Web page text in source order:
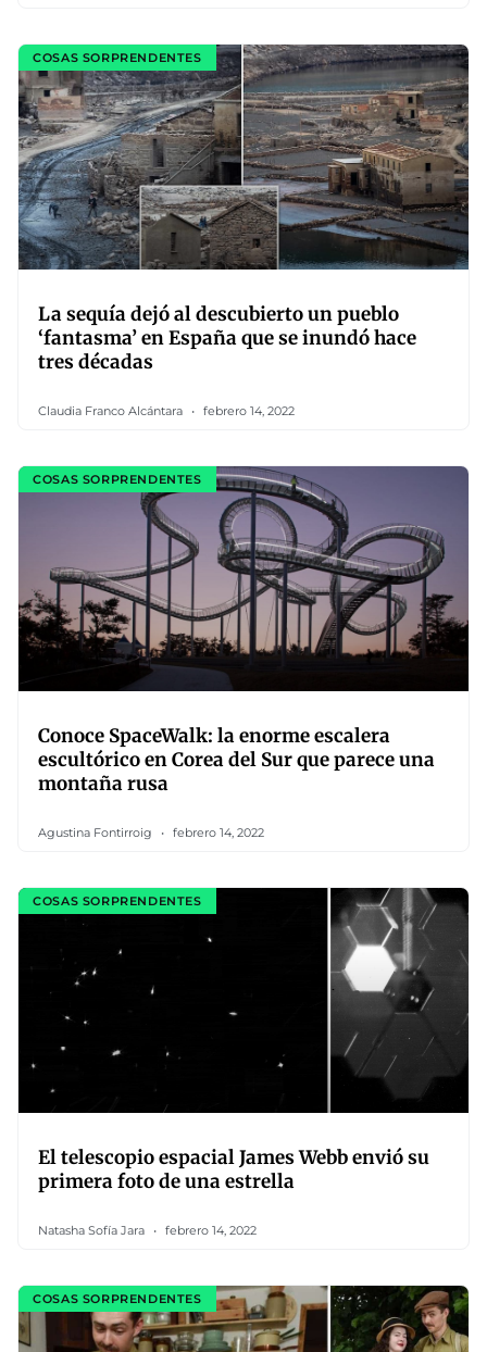
COSAS SORPRENDENTES
La sequía dejó al descubierto un pueblo
‘fantasma’ en España que se inundó hace
tres décadas
Claudia Franco Alcántara febrero 14, 2022
COSAS SORPRENDENTES
Conoce SpaceWalk: la enorme escalera
escultórico en Corea del Sur que parece una
montaña rusa
Agustina Fontirroig febrero 14, 2022
COSAS SORPRENDENTES
El telescopio espacial James Webb envió su
primera foto de una estrella
Natasha Sofía Jara febrero 14, 2022
COSAS SORPRENDENTES